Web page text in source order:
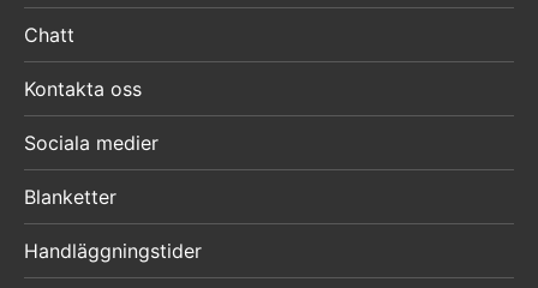
Chatt
Kontakta oss
Sociala medier
Blanketter
Handläggningstider